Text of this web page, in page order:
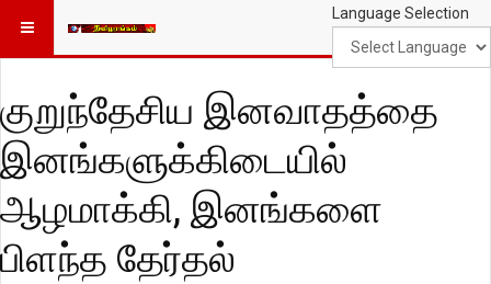
Language Selection
குறுந்தேசிய இனவாதத்தை
இனங்களுக்கிடையில்
ஆழமாக்கி, இனங்களை
பிளந்த தேர்தல்